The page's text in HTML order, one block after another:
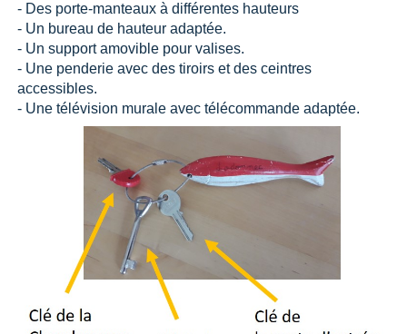
- Des porte-manteaux à différentes hauteurs
- Un bureau de hauteur adaptée.
- Un support amovible pour valises.
- Une penderie avec des tiroirs et des ceintres
accessibles.
- Une télévision murale avec télécommande adaptée.